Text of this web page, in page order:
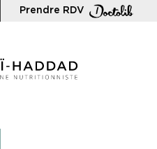
Prendre RDV